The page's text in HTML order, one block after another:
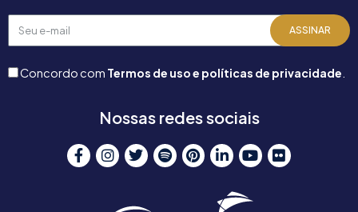
Seu
e-
ASSINAR
Concordo com Termos de uso e políticas de privacidade
Nossas redes sociais
F
a
I
n
T
w
t
S
p
P
i
L
i
k
e
Y
o
u
F
l